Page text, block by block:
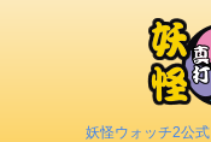
妖怪ウォッチ2公式